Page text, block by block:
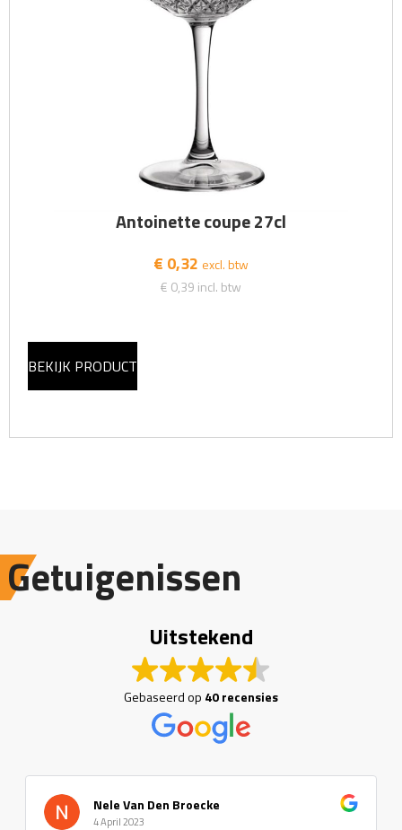
Antoinette coupe 27cl
€ 0,32 excl. btw
€ 0,39 incl. btw
BEKIJK PRODUCT
Getuigenissen
Uitstekend
Gebaseerd op 40 recensies
Nele Van Den Broecke
4 April 2023